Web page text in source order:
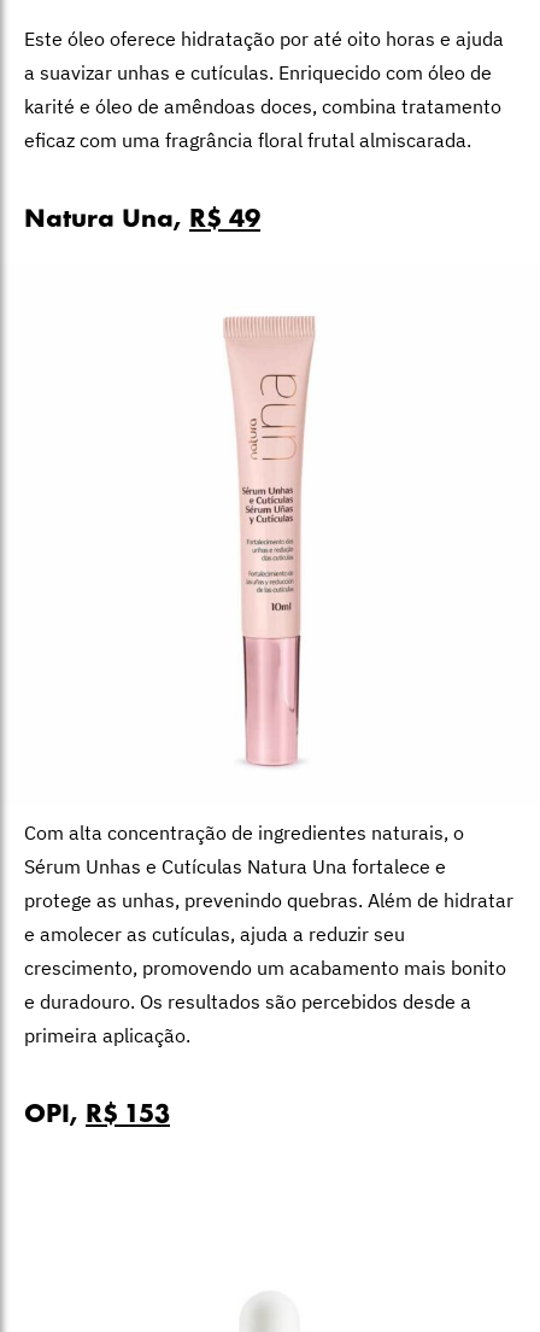
Este óleo oferece hidratação por até oito horas e ajuda
a suavizar unhas e cutículas. Enriquecido com óleo de
karité e óleo de amêndoas doces, combina tratamento
eficaz com uma fragrância floral frutal almiscarada.
Natura Una, R$ 49
Com alta concentração de ingredientes naturais, o
Sérum Unhas e Cutículas Natura Una fortalece e
protege as unhas, prevenindo quebras. Além de hidratar
e amolecer as cutículas, ajuda a reduzir seu
crescimento, promovendo um acabamento mais bonito
e duradouro. Os resultados são percebidos desde a
primeira aplicação.
OPI, R$ 153